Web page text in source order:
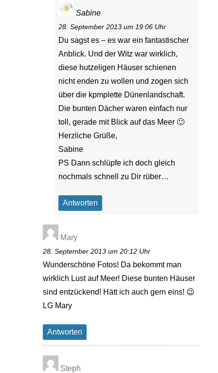
Sabine
28. September 2013 um 19:06 Uhr
Du sagst es – es war ein fantastischer
Anblick. Und der Witz war wirklich,
diese hutzeligen Häuser schienen
nicht enden zu wollen und zogen sich
über die kpmplette Dünenlandschaft.
Die bunten Dächer waren einfach nur
toll, gerade mit Blick auf das Meer 🙂
Herzliche Grüße,
Sabine
PS Dann schlüpfe ich doch gleich
nochmals schnell zu Dir rüber…
Antworten
Mary
28. September 2013 um 20:12 Uhr
Wunderschöne Fotos! Da bekommt man
wirklich Lust auf Meer! Diese bunten Häuser
sind entzückend! Hätt ich auch gern eins! 😉
LG Mary
Antworten
Steph